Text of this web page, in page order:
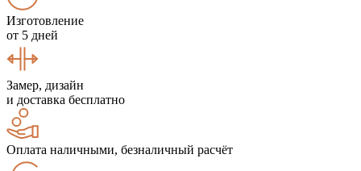
Изготовление
от 5 дней
Замер, дизайн
и доставка бесплатно
Оплата наличными, безналичный расчёт